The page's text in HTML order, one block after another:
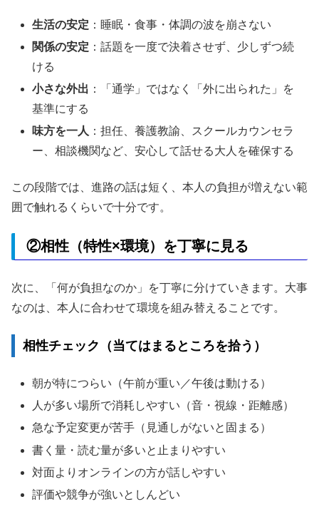
生活の安定 ：睡眠・食事・体調の波を崩さない
関係の安定 ：話題を一度で決着させず、少しずつ続
ける
小さな外出 ：「通学」ではなく「外に出られた」を
基準にする
味方を一人 ：担任、養護教諭、スクールカウンセラ
ー、相談機関など、安心して話せる大人を確保する
この段階では、進路の話は短く、本人の負担が増えない範
囲で触れるくらいで十分です。
②相性（特性×環境）を丁寧に見る
次に、「何が負担なのか」を丁寧に分けていきます。大事
なのは、本人に合わせて環境を組み替えることです。
相性チェック（当てはまるところを拾う）
朝が特につらい（午前が重い／午後は動ける）
人が多い場所で消耗しやすい（音・視線・距離感）
急な予定変更が苦手（見通しがないと固まる）
書く量・読む量が多いと止まりやすい
対面よりオンラインの方が話しやすい
評価や競争が強いとしんどい